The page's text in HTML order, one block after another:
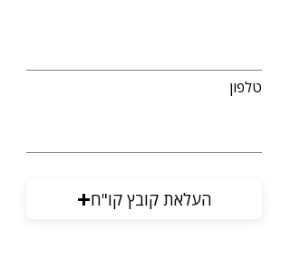
טלפון
העלאת קובץ קו"ח